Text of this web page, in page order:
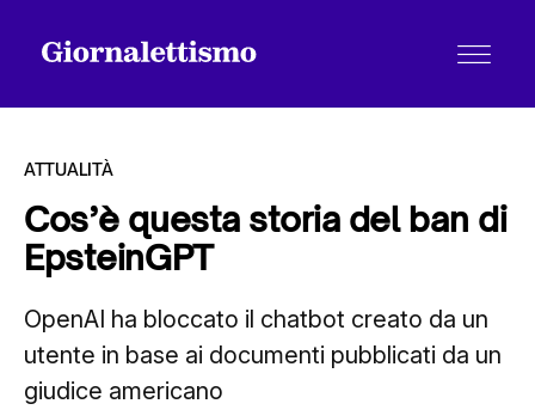
Tutti gli articoli
Chi siamo
ATTUALITÀ
Cos’è questa storia del ban di
EpsteinGPT
OpenAI ha bloccato il chatbot creato da un
utente in base ai documenti pubblicati da un
giudice americano